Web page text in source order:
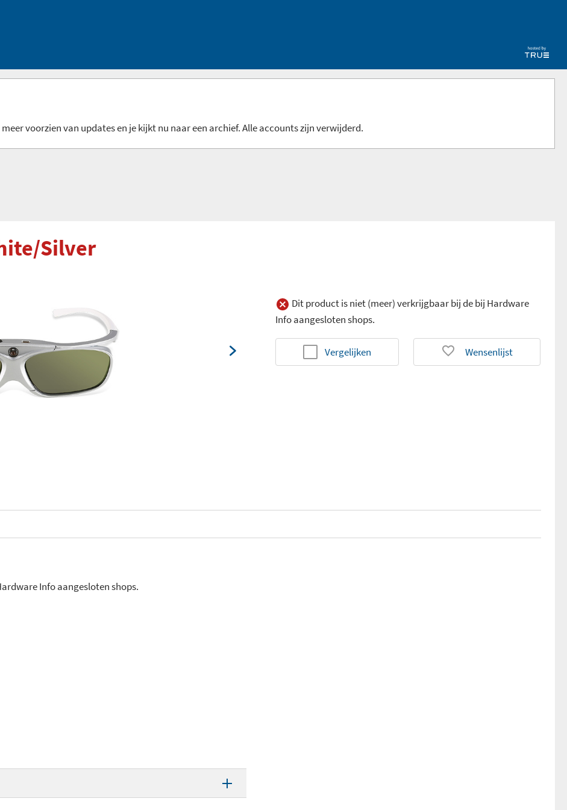
voorzien van updates en je kijkt nu naar een archief. Alle accounts zijn verwijderd.
Silver
Dit product is niet (meer) verkrijgbaar bij de bij Hardware
Info aangesloten shops.
Vergelijken Wensenlijst
Info aangesloten shops.